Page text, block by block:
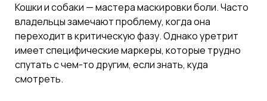
Кошки и собаки — мастера маскировки боли. Часто
владельцы замечают проблему, когда она
переходит в критическую фазу. Однако уретрит
имеет специфические маркеры, которые трудно
спутать с чем-то другим, если знать, куда
смотреть.